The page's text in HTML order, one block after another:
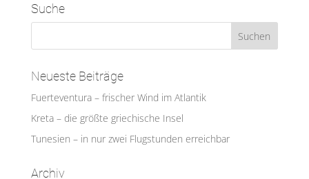
Suche
Neueste Beiträge
Fuerteventura – frischer Wind im Atlantik
Kreta – die größte griechische Insel
Tunesien – in nur zwei Flugstunden erreichbar
Archiv